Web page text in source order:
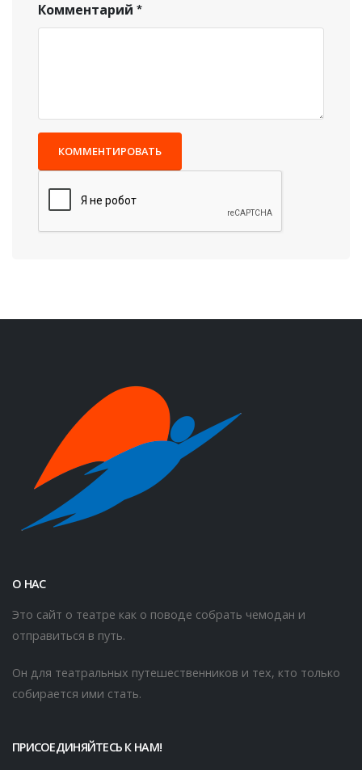
Комментарий
КОММЕНТИРОВАТЬ
О НАС
Это сайт о театре как о поводе собрать чемодан и
отправиться в путь.
Он для театральных путешественников и тех, кто только
собирается ими стать.
ПРИСОЕДИНЯЙТЕСЬ К НАМ!